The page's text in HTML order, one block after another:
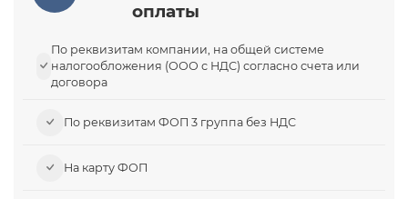
оплаты
По реквизитам компании, на общей системе
налогообложения (ООО с НДС) согласно счета или
договора
По реквизитам ФОП 3 группа без НДС
На карту ФОП